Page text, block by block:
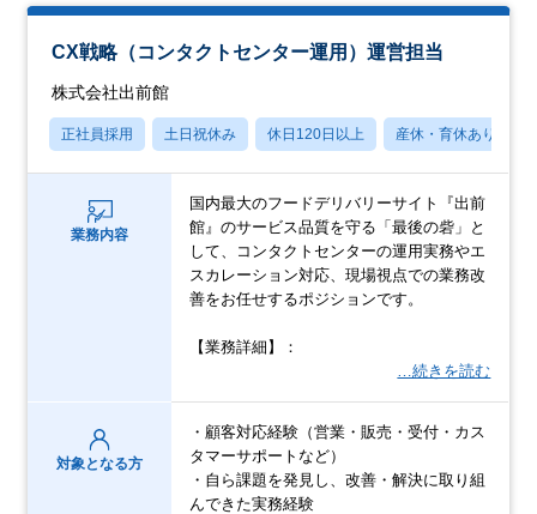
CX戦略（コンタクトセンター運用）運営担当
株式会社出前館
正社員採用 土日祝休み 休日120日以上 産休・育休あり
業務内容
国内最大のフードデリバリーサイト『出前
館』のサービス品質を守る「最後の砦」と
して、コンタクトセンターの運用実務やエ
スカレーション対応、現場視点での業務改
善をお任せするポジションです。
【業務詳細】：
…続きを読む
対象となる方
・顧客対応経験（営業・販売・受付・カス
タマーサポートなど）
・自ら課題を発見し、改善・解決に取り組
んできた実務経験